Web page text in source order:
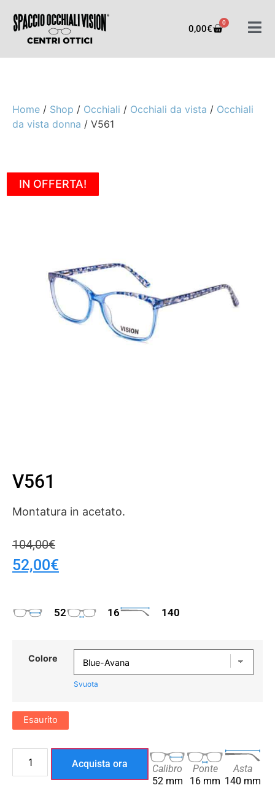
0,00€
0
Home / Shop / Occhiali / Occhiali da vista / Occhiali
da vista donna / V561
IN OFFERTA!
V561
Montatura in acetato.
104,00€
52,00€
52 16 140
Colore
Svuota
Esaurito
Acquista ora
Calibro
52 mm
Ponte
16 mm
Asta
140 mm